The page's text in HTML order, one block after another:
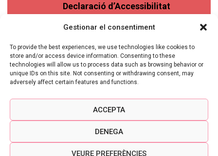
Gestionar el consentiment
To provide the best experiences, we use technologies like cookies to
store and/or access device information. Consenting to these
technologies will allow us to process data such as browsing behavior or
unique IDs on this site. Not consenting or withdrawing consent, may
adversely affect certain features and functions.
ACCEPTA
DENEGA
VEURE PREFERÈNCIES
Declaració d’Accessibilitat